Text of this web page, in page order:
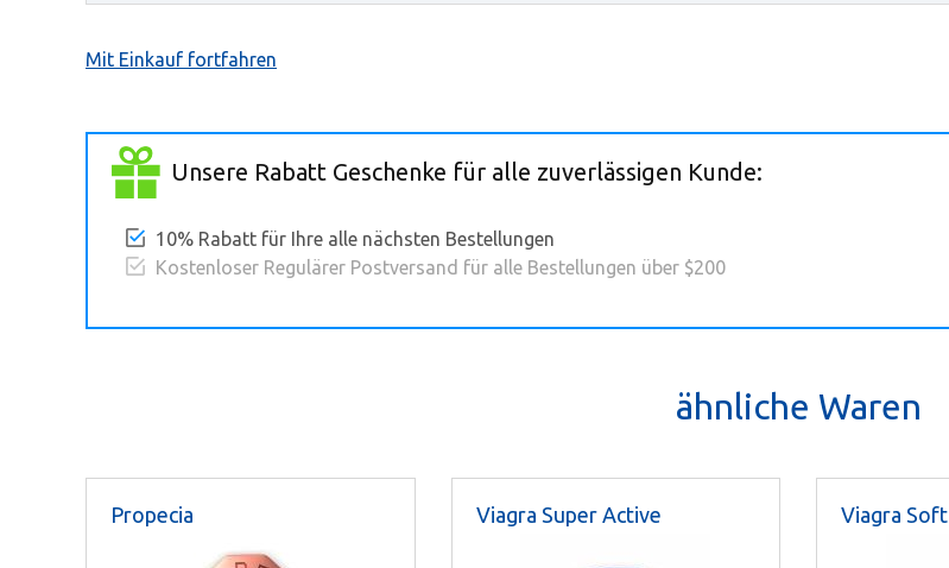
Mit Einkauf fortfahren
Unsere Rabatt Geschenke für alle zuverlässigen Kunde:
10% Rabatt für Ihre alle nächsten Bestellungen
Kostenloser Regulärer Postversand für alle Bestellungen über $200
ähnliche Waren
Propecia Viagra Super Active Viagra Soft